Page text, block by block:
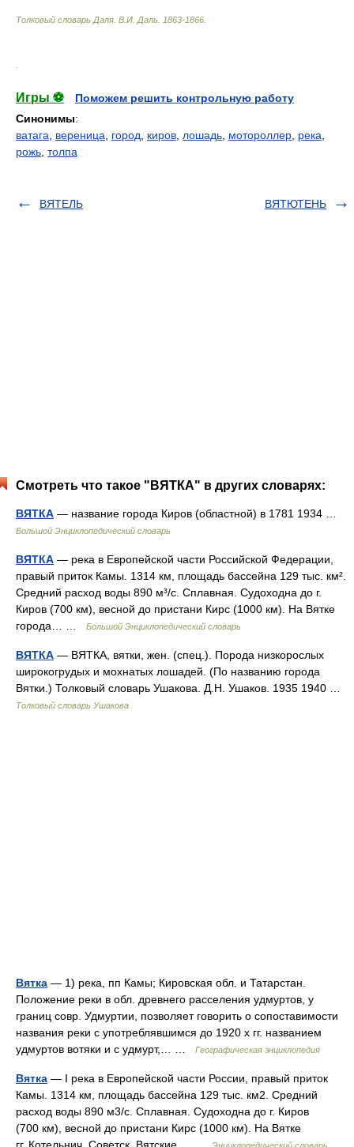
Толковый словарь Даля В.И. Даль. 1863-1866
Игры ⚽
Поможем решить контрольную работу
Синонимы:
ватага
вереница город киров лошадь мотороллер река
рожь толпа
ВЯТЕЛЬ ВЯТЮТЕНЬ
Смотреть что такое "ВЯТКА" в других словарях:
ВЯТКА — название города Киров (областной) в 1781 1934 …
Большой Энциклопедический словарь
ВЯТКА — река в Европейской части Российской Федерации,
правый приток Камы. 1314 км, площадь бассейна 129 тыс. км².
Средний расход воды 890 м³/с. Сплавная. Судоходна до г.
Киров (700 км), весной до пристани Кирс (1000 км). На Вятке
города… …
Большой Энциклопедический словарь
ВЯТКА — ВЯТКА, вятки, жен. (спец.). Порода низкорослых
широкогрудых и мохнатых лошадей. (По названию города
Вятки.) Толковый словарь Ушакова. Д.Н. Ушаков. 1935 1940 …
Толковый словарь Ушакова
Вятка — 1) река, пп Камы; Кировская обл. и Татарстан.
Положение реки в обл. древнего расселения удмуртов, у
границ совр. Удмуртии, позволяет говорить о сопоставимости
названия реки с употреблявшимся до 1920 х гг. названием
удмуртов вотяки и с удмурт,… …
Географическая энциклопедия
Вятка — I река в Европейской части России, правый приток
Камы. 1314 км, площадь бассейна 129 тыс. км2. Средний
расход воды 890 м3/с. Сплавная. Судоходна до г. Киров
(700 км), весной до пристани Кирс (1000 км). На Вятке